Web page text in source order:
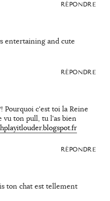
RÉPONDRE
entertaining and cute
RÉPONDRE
Pourquoi c'est toi la Reine
vu ton pull, tu l'as bien
RÉPONDRE
ton chat est tellement